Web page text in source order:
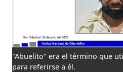
"Abuelito" era el término que
para referirse a él.